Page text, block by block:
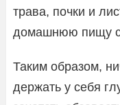
трава, почки и
домашнюю пищу с
Таким образом,
держать у себя